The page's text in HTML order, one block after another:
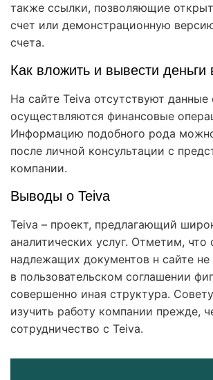
также ссылки, позволяющие
счет или демонстрационную
счета.
Как вложить и вывести деньги
На сайте Teiva отсутствуют данные
осуществляются финансовые
Информацию подобного рода
после личной консультации с
компании.
Выводы о Teiva
Teiva – проект, предлагающий
аналитических услуг. Отметим, что
надлежащих документов н сайте не
в пользовательском соглашении
совершенно иная структура.
изучить работу компании прежде,
сотрудничество с Teiva.